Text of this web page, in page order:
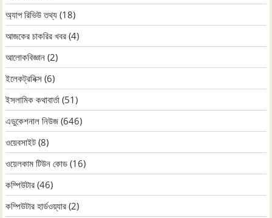
অ্যাপ রিভিউ তথ্য (18)
আজকের চাকরির খবর (4)
আলোকবিজ্ঞান (2)
ইলেকট্রনিক্স (6)
ইসলামিক কথাবার্তা (51)
এডুকেশনাল নিউজ (646)
ওয়েবসাইট (8)
ওয়েলকাম টিউন কোড (16)
কম্পিউটার (46)
কম্পিউটার হার্ডওয়্যার (2)